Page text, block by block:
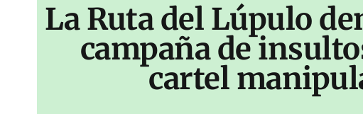
La Ruta del Lúpulo
campaña de
cartel